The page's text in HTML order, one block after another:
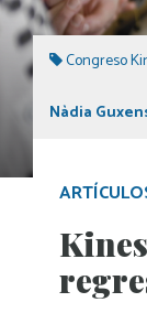
Congreso
Nàdia